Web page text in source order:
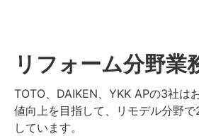
リフォーム分野業
TOTO、DAIKEN、YKK APの3社は
値向上を目指して、リモデル分野
しています。